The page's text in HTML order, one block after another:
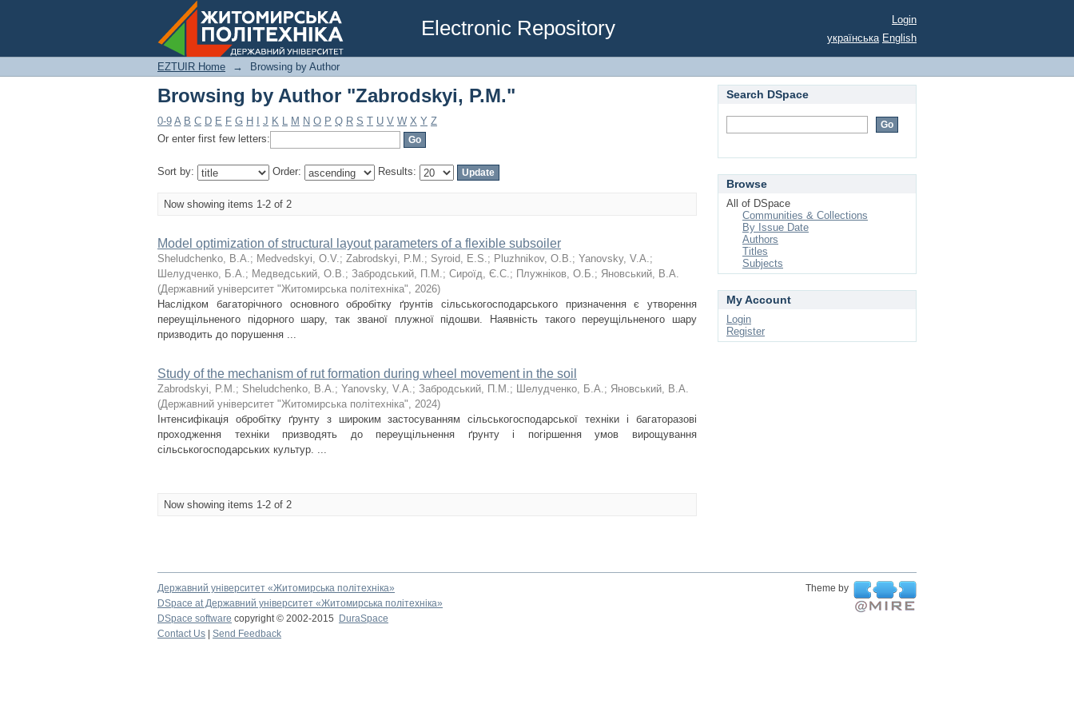
Electronic Repository
Browsing by Author "Zabrodskyi, P.M."
Login
українська English
EZTUIR Home → Browsing by Author
Browsing by Author "Zabrodskyi, P.M."
0-9 A B C D E F G H J K L M N O P Q R S T U V W X Y Z
Or enter first few letters:
Sort by: Order: Results:
Now showing items 1-2 of 2
Model optimization of structural layout parameters of a flexible subsoiler
Sheludchenko, B.А.; Medvedskyi, О.V.; Zabrodskyi, P.M.; Syroid, E.S.; Pluzhnikov, О.B.; Yanovsky, V.А.;
Шелудченко, Б.А.; Медведський, О.В.; Забродський, П.М.; Сироїд, Є.С.; Плужніков, О.Б.; Яновський, В.А.
(Державний університет "Житомирська політехніка", 2026)
Наслідком багаторічного основного обробітку ґрунтів сільськогосподарського призначення є утворення
переущільненого підорного шару, так званої плужної підошви. Наявність такого переущільненого шару
призводить до порушення ...
Study of the mechanism of rut formation during wheel movement in the soil
Zabrodskyi, P.M.; Sheludchenko, B.А.; Yanovsky, V.А.; Забродський, П.М.; Шелудченко, Б.А.; Яновський, В.А.
(Державний університет "Житомирська політехніка", 2024)
Інтенсифікація обробітку ґрунту з широким застосуванням сільськогосподарської техніки і багаторазові
проходження техніки призводять до переущільнення ґрунту і погіршення умов вирощування
сільськогосподарських культур. ...
Now showing items 1-2 of 2
Search DSpace
Browse
All of DSpace
Communities & Collections
By Issue Date
Authors
Titles
Subjects
My Account
Login
Register
Державний університет «Житомирська політехніка»
DSpace at Державний університет «Житомирська політехніка»
DSpace software copyright © 2002-2015 DuraSpace
Theme by
Contact Us Send Feedback